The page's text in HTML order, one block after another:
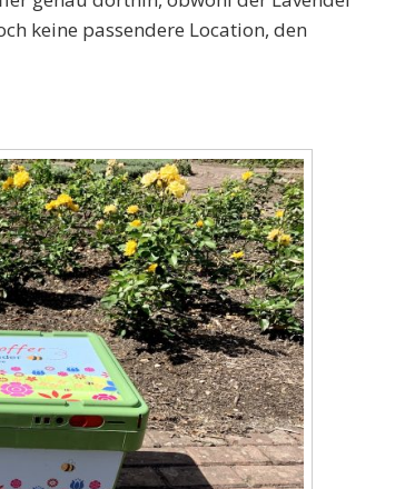
keine passendere Location, den